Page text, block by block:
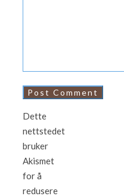
Dette
nettstedet
bruker
Akismet
for å
redusere